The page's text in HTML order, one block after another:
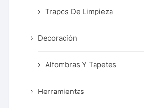
Trapos De Limpieza
Decoración
Alfombras Y Tapetes
Herramientas